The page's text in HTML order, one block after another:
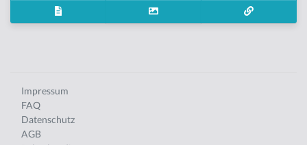
Impressum
FAQ
Datenschutz
AGB